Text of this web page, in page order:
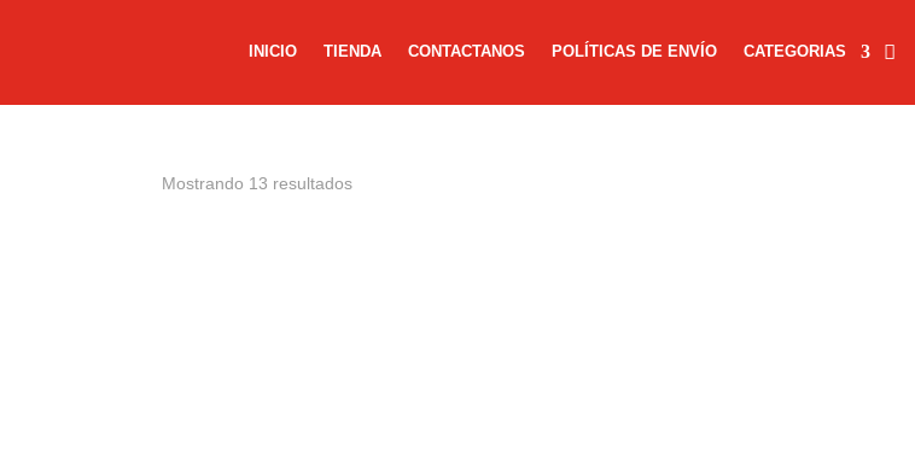
INICIO TIENDA CONTACTANOS POLÍTICAS DE ENVÍO CATEGORIAS
Mostrando 13 resultados